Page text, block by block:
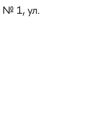
1, ул.